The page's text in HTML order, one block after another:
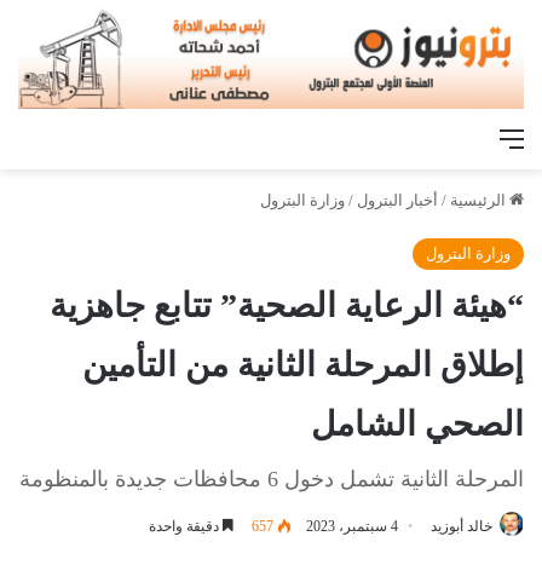
القائمة
الرئيسية / أخبار البترول / وزارة البترول
وزارة البترول
“هيئة الرعاية الصحية” تتابع جاهزية
إطلاق المرحلة الثانية من التأمين
الصحي الشامل
المرحلة الثانية تشمل دخول 6 محافظات جديدة بالمنظومة
خالد أبوزيد 4 سبتمبر، 2023 657 دقيقة واحدة